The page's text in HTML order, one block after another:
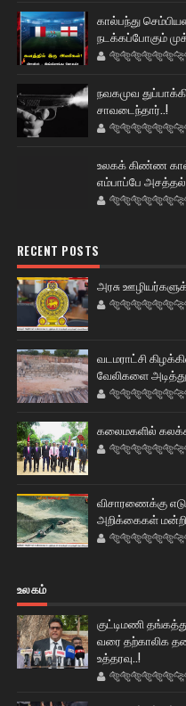
கால்பந்து
நடக்கப்போகும்
நவகமுவ
சாவடைந்தார்..!
உலகக் கிண்ண
எம்பாப்பே
RECENT POSTS
அரசு
வடமராட்சி
வேலிகளை
கலைமகளில்
விசாரணைக்கு
அறிக்கைகள்
உலகம்
குட்டிமணி
வரை தற்காலிக
உத்தரவு..!